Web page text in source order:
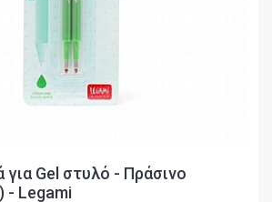
για Gel στυλό - Πράσινο
- Legami